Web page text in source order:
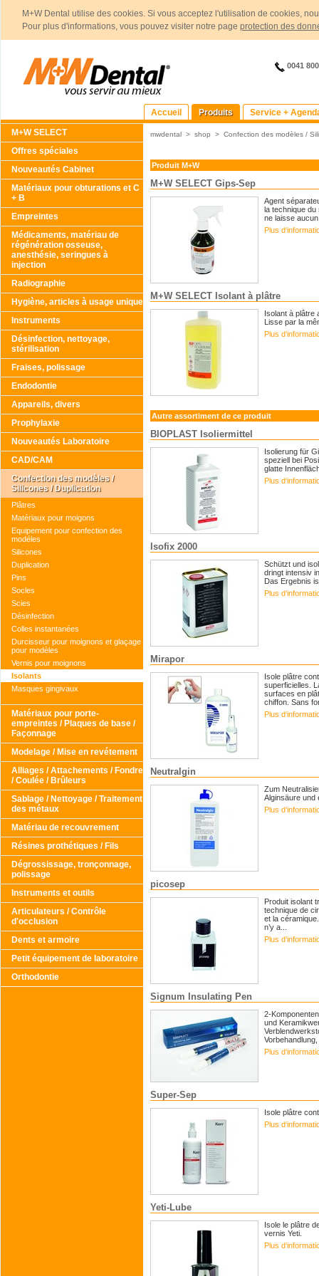
M+W Dental utilise des cookies. Si vous acceptez l'utilisation de cookies,
Pour plus d'informations, vous pouvez visiter notre page protection des
0041
Accueil Produits
Service +
M+W SELECT
Offres spéciales
Nouveautés Cabinet
Matériaux pour obturations et C
+ B
Empreintes
Médicaments, matériau de
régénération osseuse,
anesthésie, seringues à
injection
Radiographie
Hygiène, articles à usage unique
Instruments
Désinfection, nettoyage,
stérilisation
Fraises, polissage
Endodontie
Appareils, divers
Prophylaxie
Nouveautés Laboratoire
CAD/CAM
Confection des modèles /
Silicones / Duplication
Plâtres
Matériaux pour moigons
Equipement pour confection des
modéles
Silicones
Duplication
Pins
Socles
Scies
Désinfection
Colles instantanées
Durcisseur pour moignons et glaçage
pour modèles
Vernis pour moignons
Isolants
Masques gingivaux
Matériaux pour porte-
empreintes / Plaques de base /
Façonnage
Modelage / Mise en revétement
Alliages / Attachements / Fondre
/ Coulée / Brûleurs
Sablage / Nettoyage / Traitement
des métaux
Matériau de recouvrement
Résines prothétiques / Fils
Dégrossissage, tronçonnage,
polissage
Instruments et outils
Articulateurs / Contrôle
d'occlusion
Dents et armoire
Petit équipement de laboratoire
Orthodontie
mwdental > shop > Confection des modèles /
Produit M+W
M+W SELECT Gips-Sep
Agent
la technique
ne laisse
Plus
M+W SELECT Isolant à plâtre
Isolant à plâtre
Lisse par la
Plus
Autre assortiment de ce produit
BIOPLAST Isoliermittel
Isolierung für
speziell bei
glatte
Plus
Isofix 2000
Schützt und
dringt intensiv
Das Ergebnis
Plus
Mirapor
Isole plâtre
superficielles.
surfaces en
chiffon. Sans
Plus
Neutralgin
Zum
Alginsäure und
Plus
picosep
Produit isolant
technique de
et la
n’y a...
Plus
Signum Insulating Pen
2-
und
Plus
Super-Sep
Isole plâtre
Plus
Yeti-Lube
Isole le plâtre
vernis Yeti.
Plus